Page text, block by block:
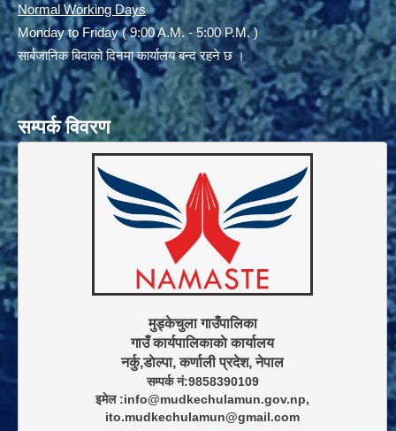
Normal Working Days
Monday to Friday ( 9:00 A.M. - 5:00 P.M. )
सार्बजानिक बिदाको दिनमा कार्यालय बन्द रहने छ ।
सम्पर्क विवरण
मुड्केचुला गाउँपालिका
गाउँ कार्यपालिकाकाे कार्यालय
सम्पर्क नं:9858390109
इमेल :info@mudkechulamun.gov.np,
ito.mudkechulamun@gmail.com